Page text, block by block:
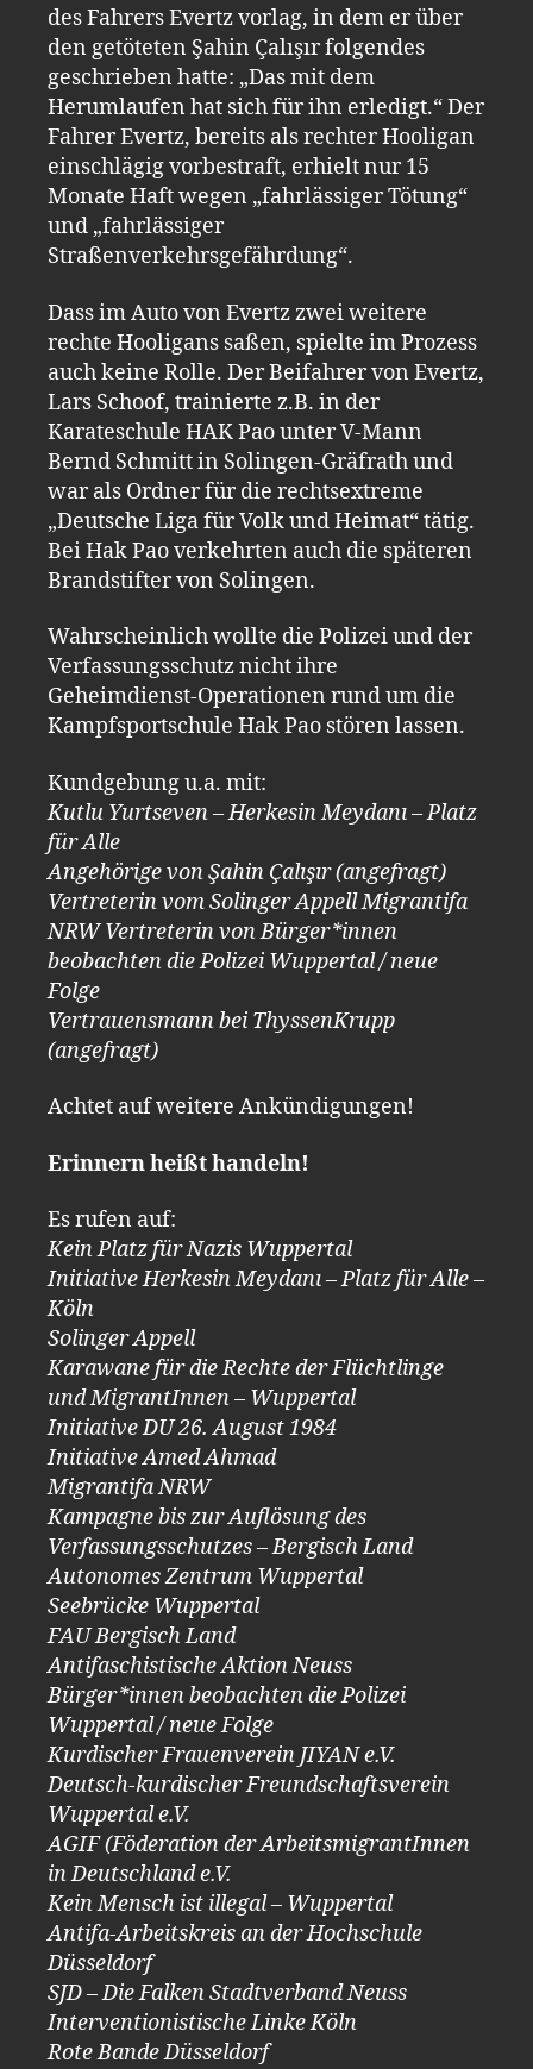
des Fahrers Evertz vorlag, in dem er über
den getöteten Şahin Çalışır folgendes
geschrieben hatte: „Das mit dem
Herumlaufen hat sich für ihn erledigt.“ Der
Fahrer Evertz, bereits als rechter Hooligan
einschlägig vorbestraft, erhielt nur 15
Monate Haft wegen „fahrlässiger Tötung“
und „fahrlässiger
Straßenverkehrsgefährdung“.
Dass im Auto von Evertz zwei weitere
rechte Hooligans saßen, spielte im Prozess
auch keine Rolle. Der Beifahrer von Evertz,
Lars Schoof, trainierte z.B. in der
Karateschule HAK Pao unter V-Mann
Bernd Schmitt in Solingen-Gräfrath und
war als Ordner für die rechtsextreme
„Deutsche Liga für Volk und Heimat“ tätig.
Bei Hak Pao verkehrten auch die späteren
Brandstifter von Solingen.
Wahrscheinlich wollte die Polizei und der
Verfassungsschutz nicht ihre
Geheimdienst-Operationen rund um die
Kampfsportschule Hak Pao stören lassen.
Kundgebung u.a. mit:
Kutlu Yurtseven – Herkesin Meydanı – Platz
für Alle
Angehörige von Şahin Çalışır (angefragt)
Vertreterin vom Solinger Appell Migrantifa
NRW Vertreterin von Bürger*innen
beobachten die Polizei Wuppertal / neue
Folge
Vertrauensmann bei ThyssenKrupp
(angefragt)
Achtet auf weitere Ankündigungen!
Erinnern heißt handeln!
Es rufen auf:
Kein Platz für Nazis Wuppertal
Initiative Herkesin Meydanı – Platz für Alle –
Köln
Solinger Appell
Karawane für die Rechte der Flüchtlinge
und MigrantInnen – Wuppertal
Initiative DU 26. August 1984
Initiative Amed Ahmad
Migrantifa NRW
Kampagne bis zur Auflösung des
Verfassungsschutzes – Bergisch Land
Autonomes Zentrum Wuppertal
Seebrücke Wuppertal
FAU Bergisch Land
Antifaschistische Aktion Neuss
Bürger*innen beobachten die Polizei
Wuppertal / neue Folge
Kurdischer Frauenverein JIYAN e.V.
Deutsch-kurdischer Freundschaftsverein
Wuppertal e.V.
AGIF (Föderation der ArbeitsmigrantInnen
in Deutschland e.V.
Kein Mensch ist illegal – Wuppertal
Antifa-Arbeitskreis an der Hochschule
Düsseldorf
SJD – Die Falken Stadtverband Neuss
Interventionistische Linke Köln
Rote Bande Düsseldorf